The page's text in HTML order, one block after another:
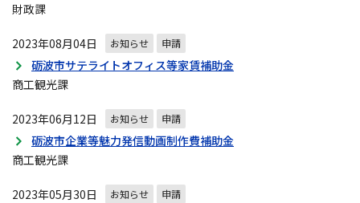
財政課
2023年08月04日 お知らせ 申請
砺波市サテライトオフィス等家賃補助金
商工観光課
2023年06月12日 お知らせ 申請
砺波市企業等魅力発信動画制作費補助金
商工観光課
2023年05月30日 お知らせ 申請